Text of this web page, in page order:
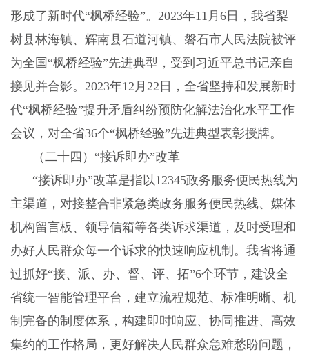
形成了新时代“枫桥经验”。 2023年11 月 6日，我省梨
树县林海镇、辉南县石道河镇、磐石市人民法院被评
为全国“枫桥经验”先进典型，受到习近平总书记亲自
接见并合影。 2023年12 月 22 日，全省坚持和发展新时
代“枫桥经验”提升矛盾纠纷预防化解法治化水平工作
会议，对全省36个“枫桥经验”先进典型表彰授牌。
（二十四）“接诉即办”改革
“接诉即办”改革是指以12345政务服务便民热线为
主渠道，对接整合非紧急类政务服务便民热线、媒体
机构留言板、领导信箱等各类诉求渠道，及时受理和
办好人民群众每一个诉求的快速响应机制。我省将通
过抓好“接、派、办、督、评、拓”6个环节，建设全
省统一智能管理平台，建立流程规范、标准明晰、机
制完备的制度体系，构建即时响应、协同推进、高效
集约的工作格局，更好解决人民群众急难愁盼问题，